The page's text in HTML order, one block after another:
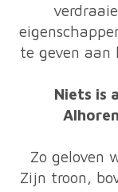
te geven aan
Niets is
Zo geloven
Zijn troon,